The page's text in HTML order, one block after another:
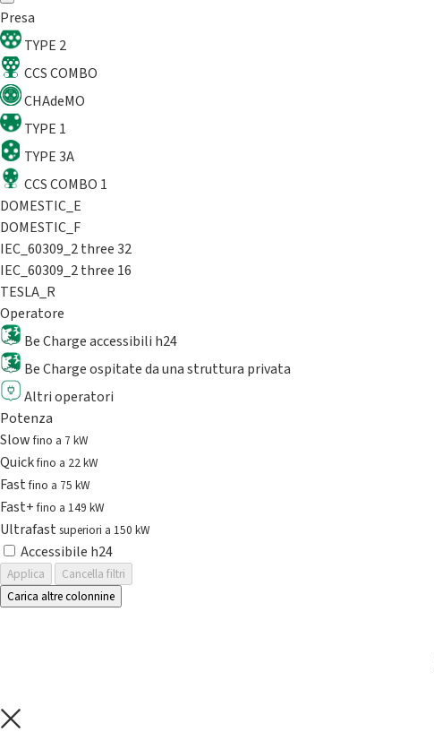
Presa
TYPE 2
CCS COMBO
CHAdeMO
TYPE 1
TYPE 3A
CCS COMBO 1
DOMESTIC_E
DOMESTIC_F
IEC_60309_2 three 32
IEC_60309_2 three 16
TESLA_R
Operatore
Be Charge accessibili h24
Be Charge ospitate da una struttura privata
Altri operatori
Potenza
Slowfino a 7 kW
Quickfino a 22 kW
Fastfino a 75 kW
Fast+fino a 149 kW
Ultrafast superiori a 150 kW
Accessibile h24
Applica
Cancella filtri
Carica altre colonnine